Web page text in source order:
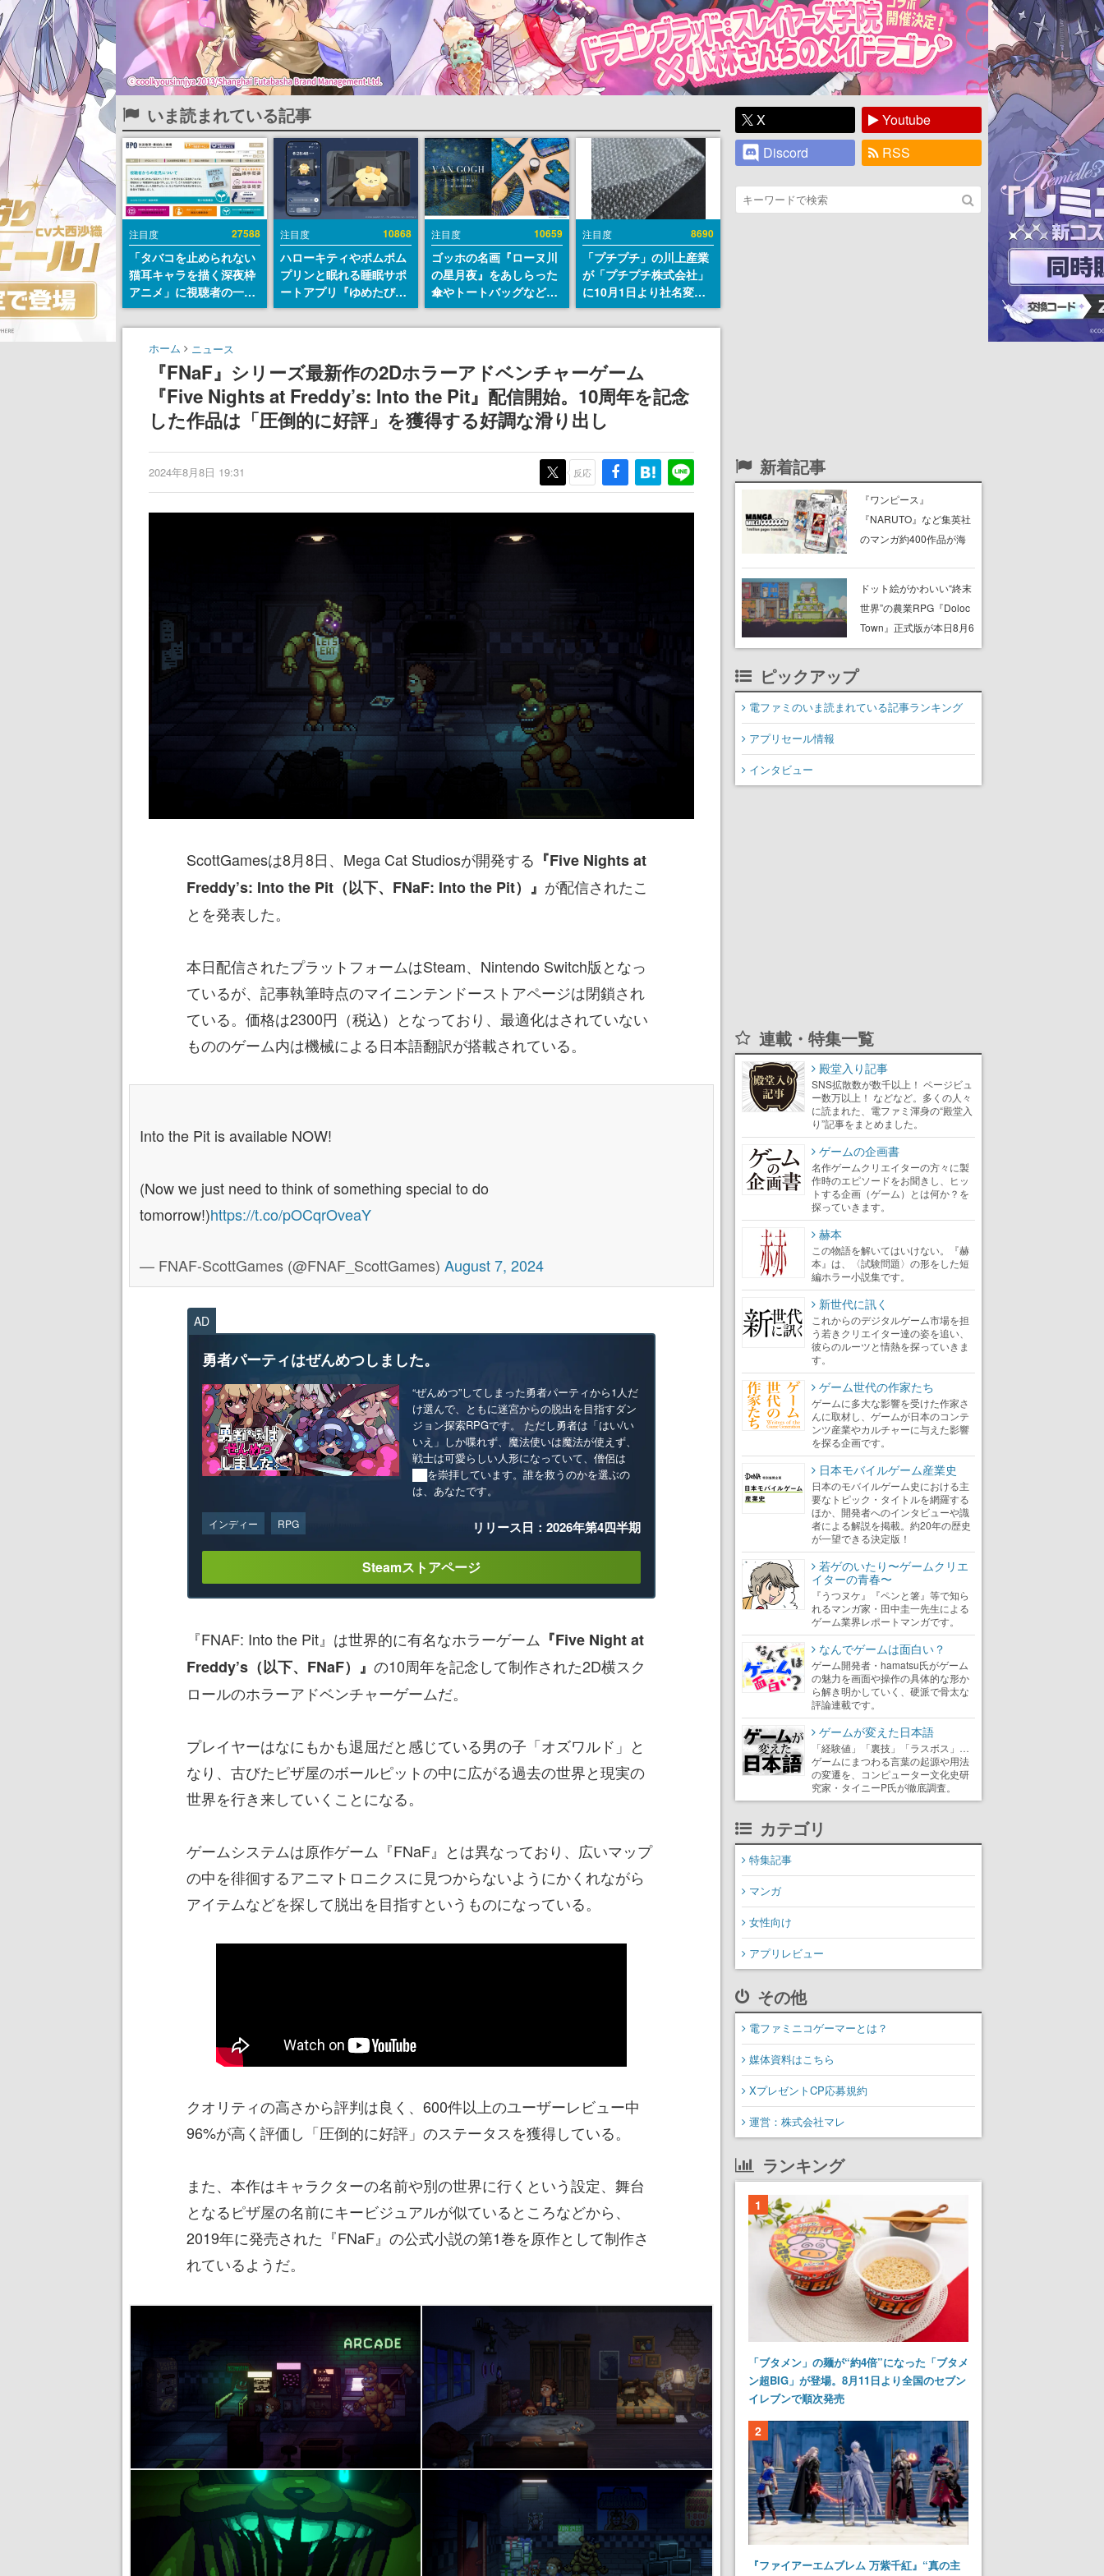
いま読まれている記事
注目度 27588
「タバコを止められない
猫耳キャラを描く深夜枠
アニメ」に視聴者の一部
から批判意見。違法薬物
の使用と思しき描写も含
めて、BPOが議論を交わ
注目度 10868
ハローキティやポムポム
プリンと眠れる睡眠サポ
ートアプリ『ゆめたび』
が配信中。キャラごとの
ASMRや目覚ましアラー
注目度 10659
ゴッホの名画『ローヌ川
の星月夜』をあしらった
傘やトートバッグなどが
登場。8月7日21時より2
日間限定で予約販売
注目度 8690
「プチプチ」の川上産業
が「プチプチ株式会社」
に10月1日より社名変更
へ。創業58年で初めての
変更で、“プチッ”と鳴る
の名前に
ホーム ニュース
『FNaF』シリーズ最新作の2Dホラーアドベンチャーゲーム
『Five Nights at Freddy’s: Into the Pit』配信開始。10周年を記念
した作品は「圧倒的に好評」を獲得する好調な滑り出し
2024年8月8日 19:31 反応
ScottGamesは8月8日、Mega Cat Studiosが開発する 『Five Nights at
Freddy’s: Into the Pit（以下、FNaF: Into the Pit）』 が配信されたこ
とを発表した。
本日配信されたプラットフォームはSteam、Nintendo Switch版となっ
ているが、記事執筆時点のマイニンテンドーストアページは閉鎖され
ている。価格は2300円（税込）となっており、最適化はされていない
もののゲーム内は機械による日本語翻訳が搭載されている。
Into the Pit is available NOW!
(Now we just need to think of something special to do
tomorrow!)https://t.co/pOCqrOveaY
— FNAF-ScottGames (@FNAF_ScottGames) August 7, 2024
AD
勇者パーティはぜんめつしました。
“ぜんめつ”してしまった勇者パーティから1人だ
け選んで、ともに迷宮からの脱出を目指すダン
ジョン探索RPGです。 ただし勇者は「はい/い
いえ」しか喋れず、魔法使いは魔法が使えず、
戦士は可愛らしい人形になっていて、僧侶は
██を崇拝しています。誰を救うのかを選ぶの
は、あなたです。
インディー RPG リリース日：2026年第4四半期
Steamストアページ
『FNAF: Into the Pit』は世界的に有名なホラーゲーム 『Five Night at
Freddy’s（以下、FNaF）』 の10周年を記念して制作された2D横スク
ロールのホラーアドベンチャーゲームだ。
プレイヤーはなにもかも退屈だと感じている男の子「オズワルド」と
なり、古びたピザ屋のボールピットの中に広がる過去の世界と現実の
世界を行き来していくことになる。
ゲームシステムは原作ゲーム『FNaF』とは異なっており、広いマップ
の中を徘徊するアニマトロニクスに見つからないようにかくれながら
アイテムなどを探して脱出を目指すというものになっている。
クオリティの高さから評判は良く、600件以上のユーザーレビュー中
96%が高く評価し「圧倒的に好評」のステータスを獲得している。
また、本作はキャラクターの名前や別の世界に行くという設定、舞台
となるピザ屋の名前にキービジュアルが似ているところなどから、
2019年に発売された『FNaF』の公式小説の第1巻を原作として制作さ
れているようだ。
X
Youtube
Discord
RSS
新着記事
『ワンピース』
『NARUTO』など集英社
のマンガ約400作品が海
MILLION」が公開
ドット絵がかわいい“終末
世界”の農業RPG『Doloc
Town』正式版が本日8月6
日発売。荒廃した大地を
産・冒険も楽しめる
ピックアップ
電ファミのいま読まれている記事ランキング
アプリセール情報
インタビュー
連載・特集一覧
殿堂入り記事
SNS拡散数が数千以上！ ページビュ
ー数万以上！ などなど。多くの人々
に読まれた、電ファミ渾身の“殿堂入
り”記事をまとめました。
ゲームの企画書
名作ゲームクリエイターの方々に製
作時のエピソードをお聞きし、ヒッ
トする企画（ゲーム）とは何か？を
探っていきます。
赫本
この物語を解いてはいけない。『赫
本』は、〈試験問題〉の形をした短
編ホラー小説集です。
新世代に訊く
これからのデジタルゲーム市場を担
う若きクリエイター達の姿を追い、
彼らのルーツと情熱を探っていきま
す。
ゲーム世代の作家たち
ゲームに多大な影響を受けた作家さ
んに取材し、ゲームが日本のコンテ
ンツ産業やカルチャーに与えた影響
を探る企画です。
日本モバイルゲーム産業史
日本のモバイルゲーム史における主
要なトピック・タイトルを網羅する
ほか、開発者へのインタビューや識
者による解説を掲載。約20年の歴史
が一望できる決定版！
若ゲのいたり〜ゲームクリエ
イターの青春〜
『うつヌケ』『ペンと箸』等で知ら
れるマンガ家・田中圭一先生による
ゲーム業界レポートマンガです。
なんでゲームは面白い？
ゲーム開発者・hamatsu氏がゲーム
の魅力を画面や操作の具体的な形か
ら解き明かしていく、硬派で骨太な
評論連載です。
ゲームが変えた日本語
「経験値」「裏技」「ラスボス」…
ゲームにまつわる言葉の起源や用法
の変遷を、コンピューター文化史研
究家・タイニーP氏が徹底調査。
カテゴリ
特集記事
マンガ
女性向け
アプリレビュー
その他
電ファミニコゲーマーとは？
媒体資料はこちら
XプレゼントCP応募規約
運営：株式会社マレ
ランキング
1
「ブタメン」の麺が“約4倍”になった「ブタメ
ン超BIG」が登場。8月11日より全国のセブン
イレブンで順次発売
2
『ファイアーエムブレム 万紫千紅』“真の主